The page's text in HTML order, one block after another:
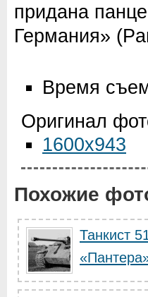
придана
Германия»
Время
Оригинал
1600x943
Похожие
Танкист